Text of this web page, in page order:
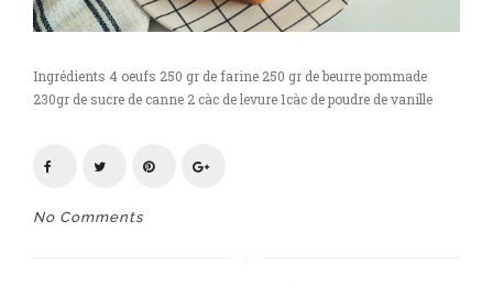
Ingrédients 4 oeufs 250 gr de farine 250 gr de beurre pommade
230gr de sucre de canne 2 càc de levure 1càc de poudre de vanille
No Comments